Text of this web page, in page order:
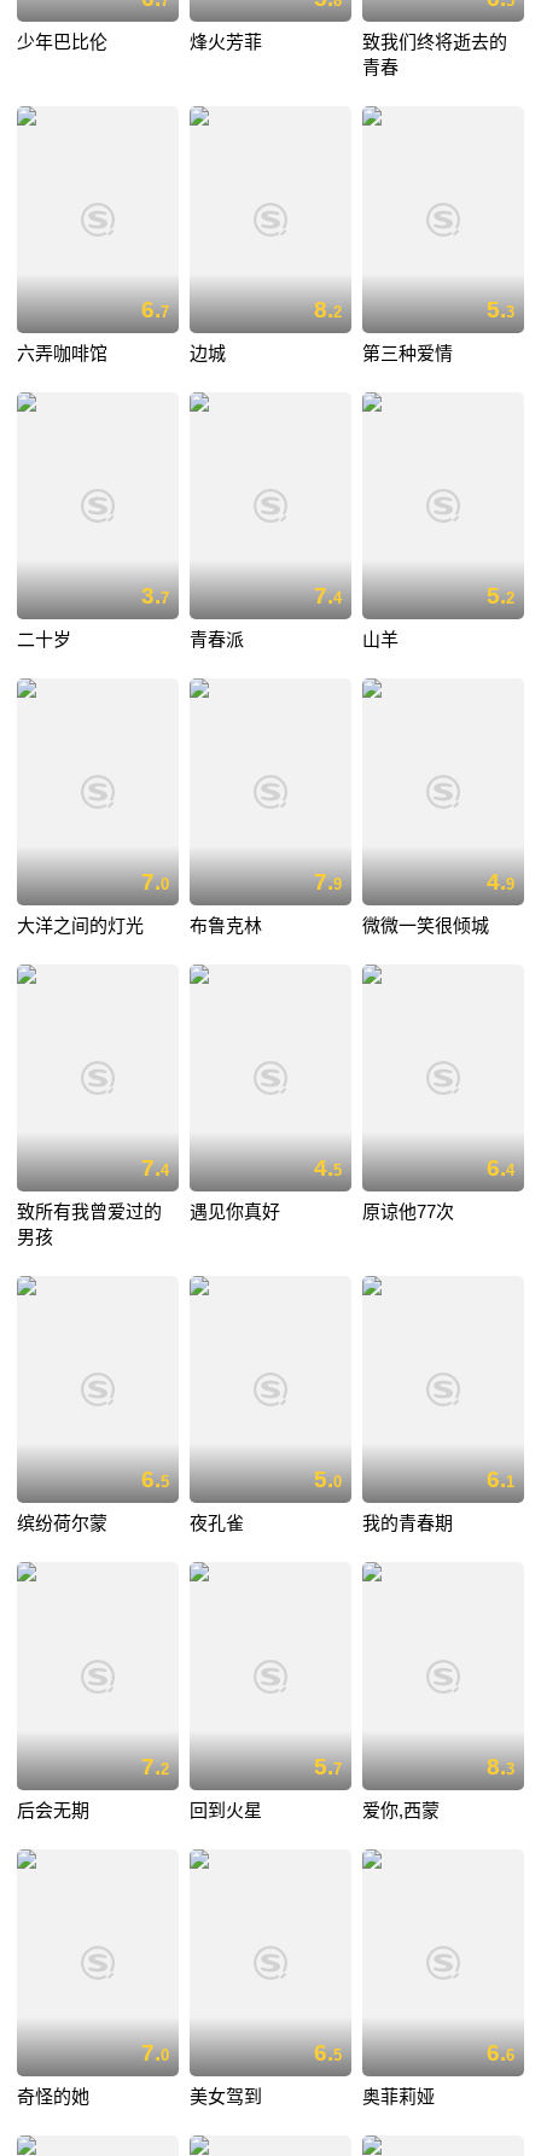
少年巴比伦 烽火芳菲
致我们终将逝去的
青春
6.7
六弄咖啡馆
8.2
边城
5.3
第三种爱情
3.7
二十岁
7.4
青春派
5.2
山羊
7.0
大洋之间的灯光
7.9
布鲁克林
4.9
微微一笑很倾城
7.4
致所有我曾爱过的
男孩
4.5
遇见你真好
6.4
原谅他77次
6.5
缤纷荷尔蒙
5.0
夜孔雀
6.1
我的青春期
7.2
后会无期
5.7
回到火星
8.3
爱你,西蒙
7.0
奇怪的她
6.5
美女驾到
6.6
奥菲莉娅